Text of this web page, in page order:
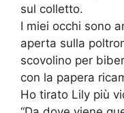
sul colletto.
I miei occhi sono
aperta sulla
scovolino per
con la papera
Ho tirato Lily più